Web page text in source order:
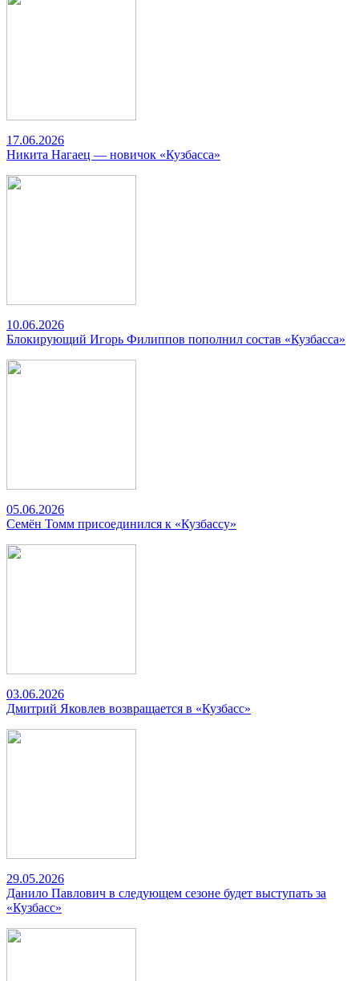
17.06.2026
Никита Нагаец — новичок «Кузбасса»
10.06.2026
Блокирующий Игорь Филиппов пополнил состав «Кузбасса»
05.06.2026
Семён Томм присоединился к «Кузбассу»
03.06.2026
Дмитрий Яковлев возвращается в «Кузбасс»
29.05.2026
Данило Павлович в следующем сезоне будет выступать за
«Кузбасс»